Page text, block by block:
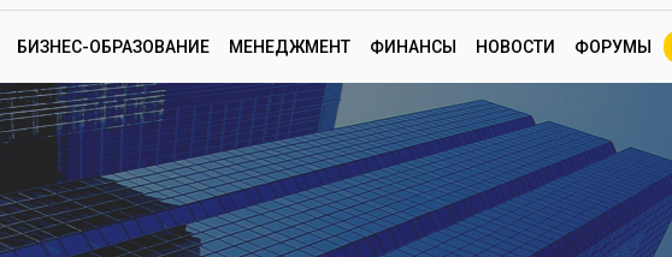
БИЗНЕС-ОБРАЗОВАНИЕ МЕНЕДЖМЕНТ ФИНАНСЫ НОВОСТИ ФОРУМЫ